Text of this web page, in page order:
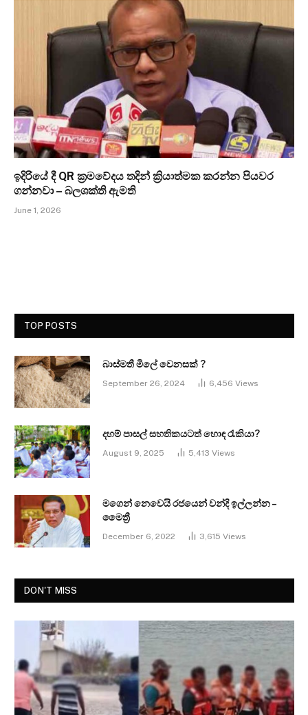
ඉදිරියේ දී QR ක්‍රමවේදය තදින් ක්‍රියාත්මක කරන්න පියවර
ගන්නවා – බලශක්ති ඇමති
June 1, 2026
TOP POSTS
බාස්මතී මිලේ වෙනසක් ?
September 26, 2024 6,456 Views
දහම් පාසල් සහතිකයටත් හොඳ රැකියා?
August 9, 2025 5,413 Views
මගෙන් නෙවෙයි රජයෙන් වන්දි ඉල්ලන්න –
මෛත්‍රී
December 6, 2022 3,615 Views
DON'T MISS